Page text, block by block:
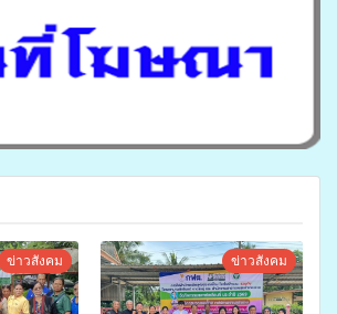
ข่าวสังคม ข่าวสังคม